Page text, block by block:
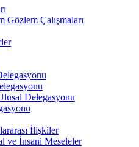
Gözlem Çalışmaları
Delegasyonu
İlişkiler
ve İnsani Meseleler